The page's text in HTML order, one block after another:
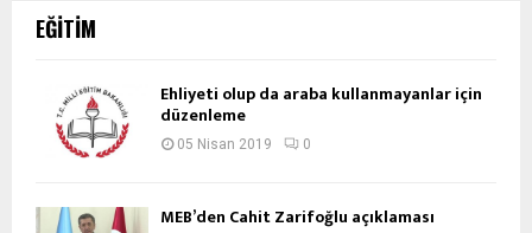
EĞITIM
Ehliyeti olup da araba kullanmayanlar için
düzenleme
05 Nisan 2019 0
MEB’den Cahit Zarifoğlu açıklaması